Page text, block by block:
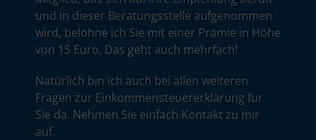
und in dieser Beratungsstelle aufgenommen
wird, belohne ich Sie mit einer Prämie in Höhe
von 15 Euro. Das geht auch mehrfach!
Natürlich bin ich auch bei allen weiteren
Fragen zur Einkommensteuererklärung für
Sie da. Nehmen Sie einfach Kontakt zu mir
auf.